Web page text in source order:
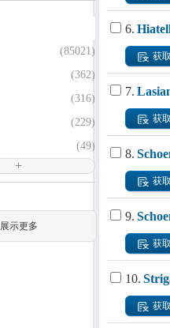
(85021)
(362)
(316)
(229)
(49)
+
展示更多
6.
获
7.
获
8.
获
9.
获
10.
获